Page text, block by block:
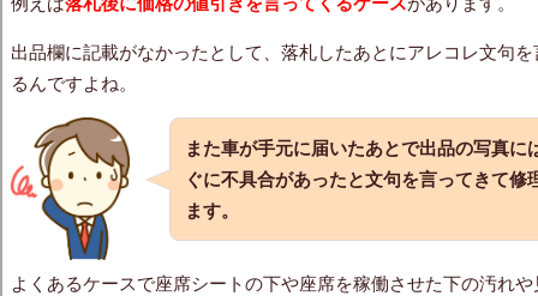
出品欄に記載がなかったとして、落札したあとにアレコレ文句
るんですよね。
また車が手元に届いたあとで出品の写真に
ぐに不具合があったと文句を言ってきて修
ます。
よくあるケースで座席シートの下や座席を稼働させた下の汚れ